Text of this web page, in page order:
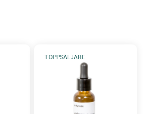
känslig hudbarriär. Att använda
skrubba huden kan öka
är att lugna, stärka och jämna
vårdande produkter som
normaliserad kärlformation.
TOPPSÄLJARE